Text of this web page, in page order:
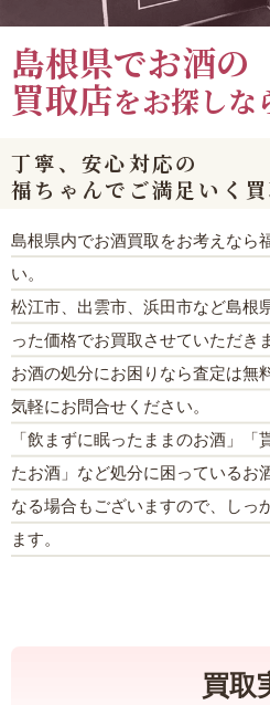
島根県でお酒の
買取店をお探しな
丁寧、安心対応の
福ちゃんでご満足いく
島根県内でお酒買取をお考えなら
い。
松江市、出雲市、浜田市など島根
った価格でお買取させていただき
お酒の処分にお困りなら査定は無
気軽にお問合せください。
「飲まずに眠ったままのお酒」「
たお酒」など処分に困っているお
なる場合もございますので、しっ
ます。
買取